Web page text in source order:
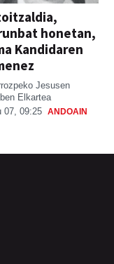
honetan,
Kandidaren
Jesusen
Elkartea
07, 09:25 ANDOAIN